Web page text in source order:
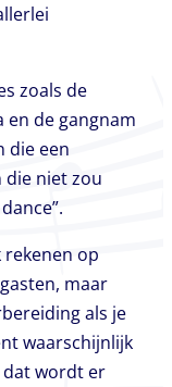
zoals de
en de gangnam
die een
niet zou
rekenen op
maar
als je
waarschijnlijk
dat wordt er